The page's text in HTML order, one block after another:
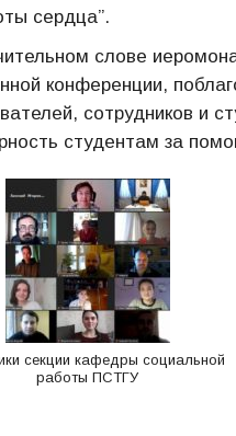
сердца”.
слове
конференции,
сотрудников и
студентам за
секции кафедры социальной
работы ПСТГУ